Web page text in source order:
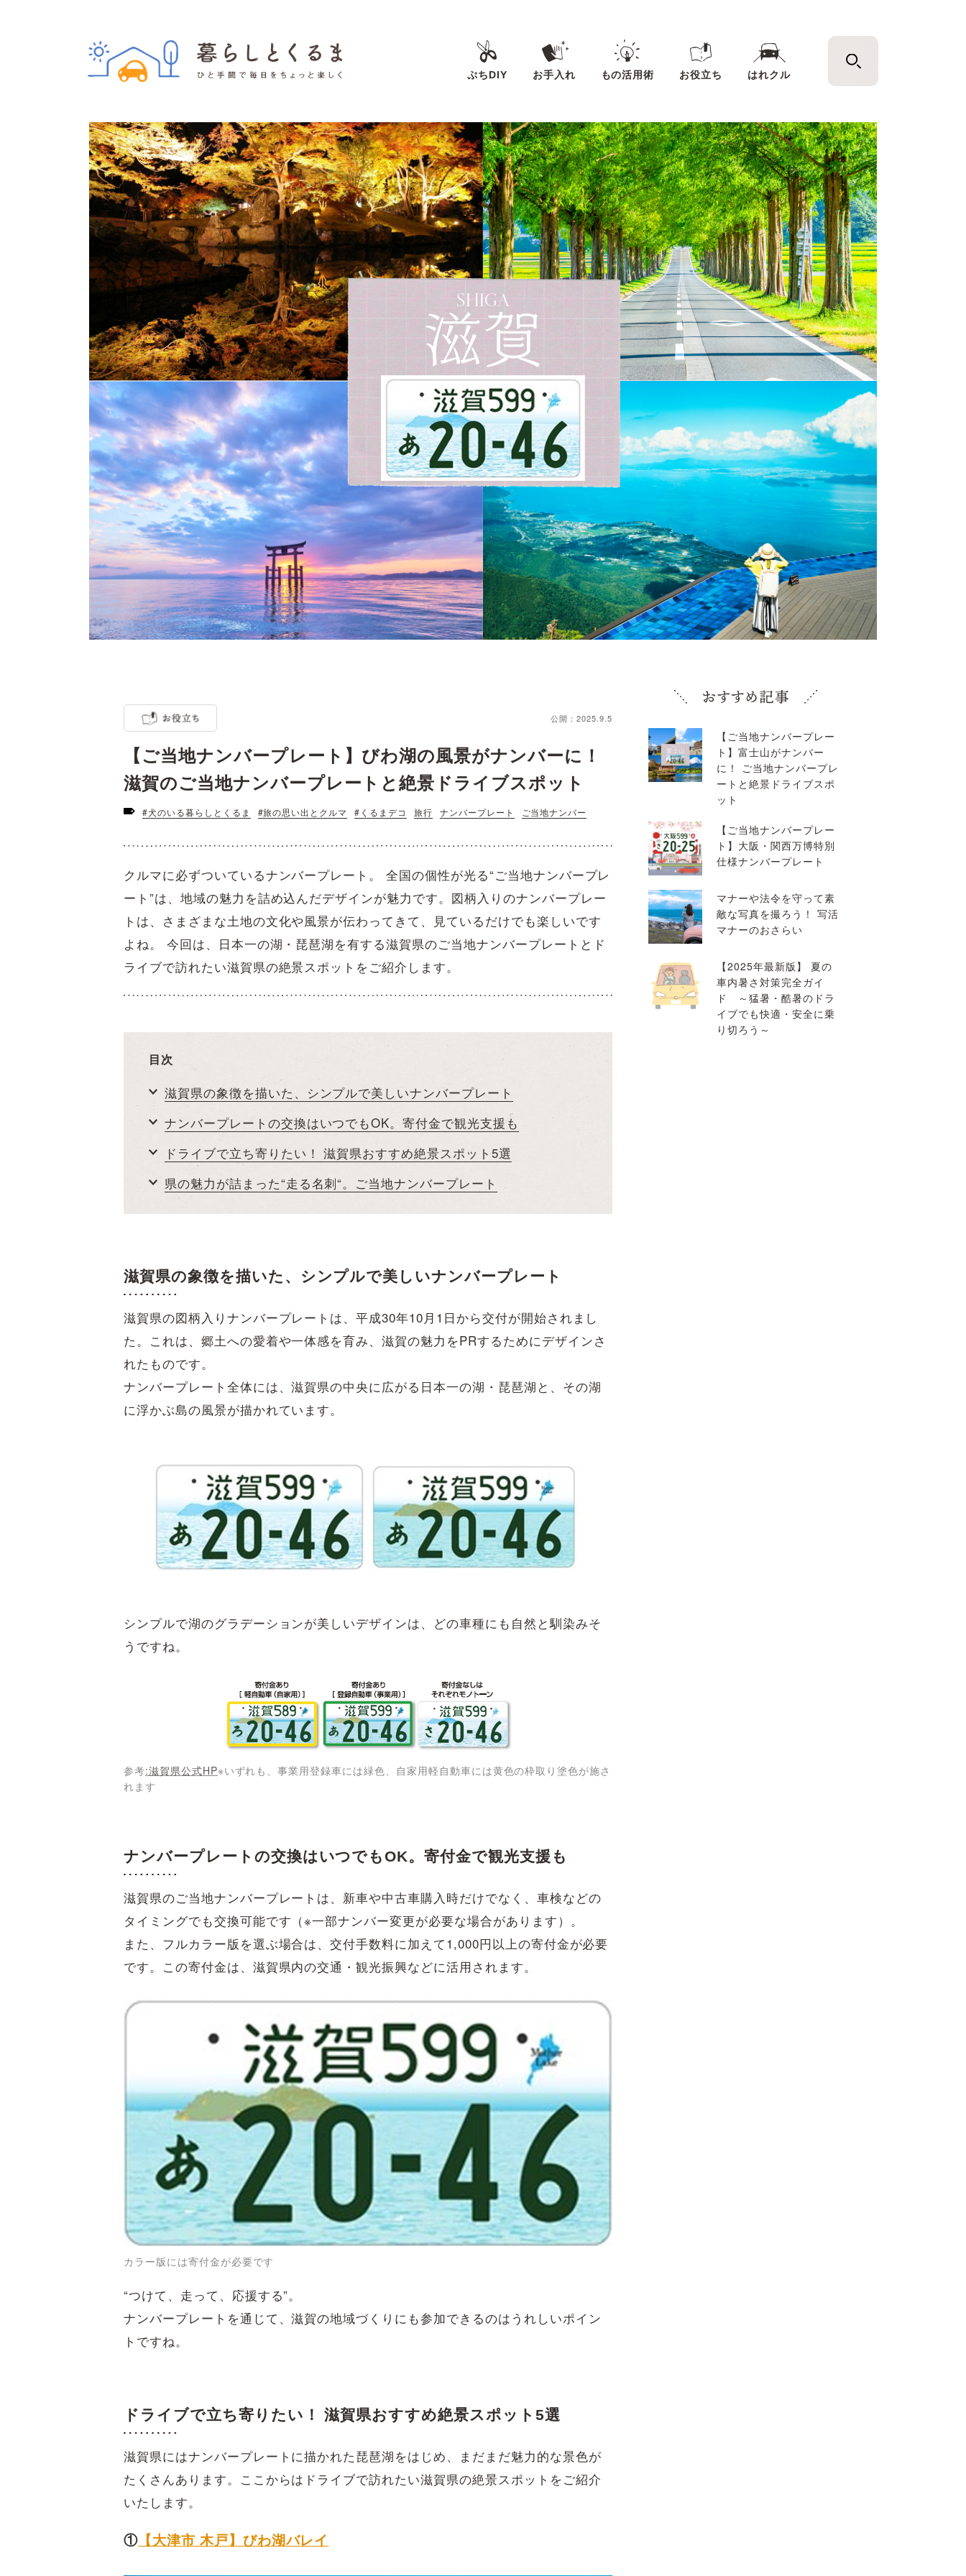
ぷちDIY お手入れ もの活用術 お役立ち はれクル
公開：2025.9.5
【ご当地ナンバープレート】びわ湖の風景がナンバーに！
滋賀のご当地ナンバープレートと絶景ドライブスポット
#犬のいる暮らしとくるま #旅の思い出とクルマ #くるまデコ 旅行 ナンバープレート ご当地ナンバー
クルマに必ずついているナンバープレート。 全国の個性が光る“ご当地ナンバープレ
ート”は、地域の魅力を詰め込んだデザインが魅力です。図柄入りのナンバープレー
トは、さまざまな土地の文化や風景が伝わってきて、見ているだけでも楽しいです
よね。 今回は、日本一の湖・琵琶湖を有する滋賀県のご当地ナンバープレートとド
ライブで訪れたい滋賀県の絶景スポットをご紹介します。
目次
滋賀県の象徴を描いた、シンプルで美しいナンバープレート
ナンバープレートの交換はいつでもOK。寄付金で観光支援も
ドライブで立ち寄りたい！ 滋賀県おすすめ絶景スポット5選
県の魅力が詰まった“走る名刺“。ご当地ナンバープレート
滋賀県の象徴を描いた、シンプルで美しいナンバープレート
滋賀県の図柄入りナンバープレートは、平成30年10月1日から交付が開始されまし
た。これは、郷土への愛着や一体感を育み、滋賀の魅力をPRするためにデザインさ
れたものです。
ナンバープレート全体には、滋賀県の中央に広がる日本一の湖・琵琶湖と、その湖
に浮かぶ島の風景が描かれています。
シンプルで湖のグラデーションが美しいデザインは、どの車種にも自然と馴染みそ
うですね。
参考:滋賀県公式HP※いずれも、事業用登録車には緑色、自家用軽自動車には黄色の枠取り塗色が施さ
れます
ナンバープレートの交換はいつでもOK。寄付金で観光支援も
滋賀県のご当地ナンバープレートは、新車や中古車購入時だけでなく、車検などの
タイミングでも交換可能です（※一部ナンバー変更が必要な場合があります）。
また、フルカラー版を選ぶ場合は、交付手数料に加えて1,000円以上の寄付金が必要
です。この寄付金は、滋賀県内の交通・観光振興などに活用されます。
カラー版には寄付金が必要です
“つけて、走って、応援する”。
ナンバープレートを通じて、滋賀の地域づくりにも参加できるのはうれしいポイン
トですね。
ドライブで立ち寄りたい！ 滋賀県おすすめ絶景スポット5選
滋賀県にはナンバープレートに描かれた琵琶湖をはじめ、まだまだ魅力的な景色が
たくさんあります。ここからはドライブで訪れたい滋賀県の絶景スポットをご紹介
いたします。
①【大津市 木戸】びわ湖バレイ
【ご当地ナンバープレー
ト】富士山がナンバー
に！ ご当地ナンバープレ
ートと絶景ドライブスポ
ット
【ご当地ナンバープレー
ト】大阪・関西万博特別
仕様ナンバープレート
マナーや法令を守って素
敵な写真を撮ろう！ 写活
マナーのおさらい
【2025年最新版】 夏の
車内暑さ対策完全ガイ
ド ～猛暑・酷暑のドラ
イブでも快適・安全に乗
り切ろう～